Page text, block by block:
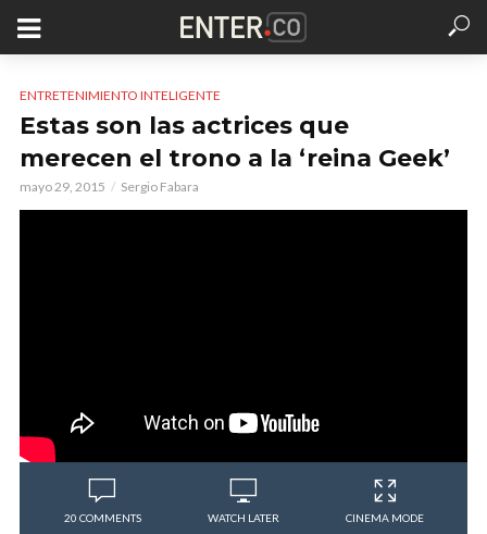
ENTRETENIMIENTO INTELIGENTE
Estas son las actrices que
merecen el trono a la ‘reina Geek’
mayo 29, 2015 Sergio Fabara
20 COMMENTS WATCH LATER CINEMA MODE